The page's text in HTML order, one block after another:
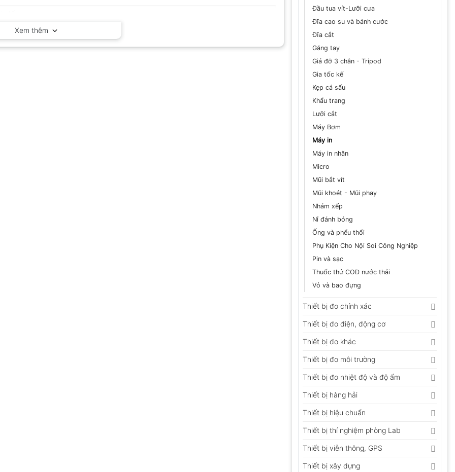
Đầu tua vít-Lưỡi cưa
Đĩa cao su và bánh cước
Đĩa cắt
Găng tay
Giá đỡ 3 chân - Tripod
Gia tốc kế
Kẹp cá sấu
Khẩu trang
Lưỡi cắt
Máy Bơm
Máy in
Máy in nhãn
Micro
Mũi bắt vít
Mũi khoét - Mũi phay
Nhám xếp
Nỉ đánh bóng
Ống và phểu thổi
Phụ Kiện Cho Nội Soi Công Nghiệp
Pin và sạc
Thuốc thử COD nước thải
Vỏ và bao đựng
Thiết bị đo chính xác
Thiết bị đo điện, động cơ
Thiết bị đo khác
Thiết bị đo môi trường
Thiết bị đo nhiệt độ và độ ẩm
Thiết bị hàng hải
Thiết bị hiệu chuẩn
Thiết bị thí nghiệm phòng Lab
Thiết bị viễn thông, GPS
Thiết bị xây dựng
Xem thêm